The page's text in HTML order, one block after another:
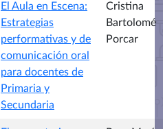
El Aula en Escena:
Estrategias
performativas y de
comunicación oral
para docentes de
Primaria y
Secundaria
Cristina
Bartolomé
Porcar